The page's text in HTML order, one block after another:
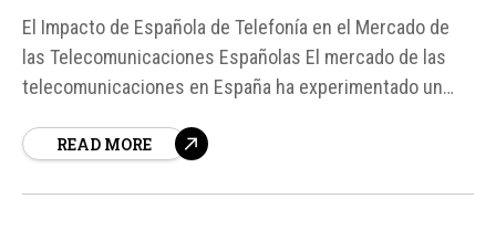
El Impacto de Española de Telefonía en el Mercado de
las Telecomunicaciones Españolas El mercado de las
telecomunicaciones en España ha experimentado un
Telefonía, una operadora virtual que se enfoca en
READ MORE